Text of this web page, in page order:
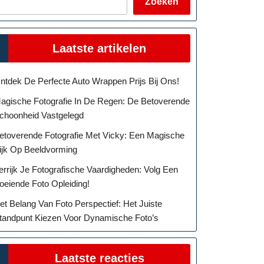
Laatste artikelen
De Perfecte Auto Wrappen Prijs Bij Ons!
Fotografie In De Regen: De Betoverende
Vastgelegd
Fotografie Met Vicky: Een Magische
Op Beeldvorming
Je Fotografische Vaardigheden: Volg Een
Foto Opleiding!
Belang Van Foto Perspectief: Het Juiste
Kiezen Voor Dynamische Foto’s
Laatste reacties